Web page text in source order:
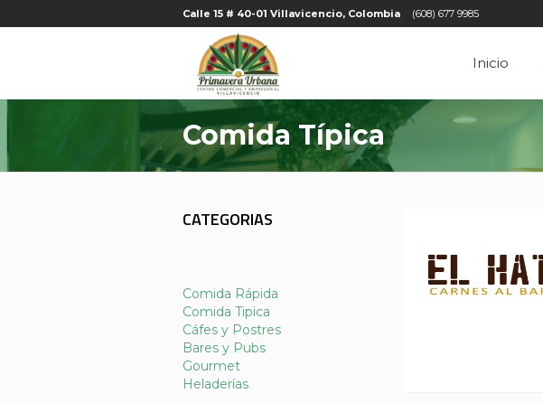
Calle 15 # 40-01 Villavicencio, Colombia (608) 677 9985
Inicio
Comida Típica
CATEGORIAS
Comida Rápida
Comida Tipica
Cáfes y Postres
Bares y Pubs
Gourmet
Heladerías